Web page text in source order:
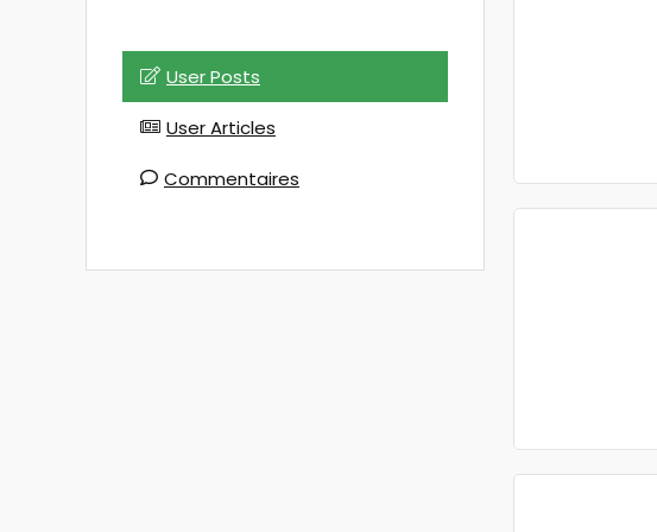
User Posts
User Articles
Commentaires